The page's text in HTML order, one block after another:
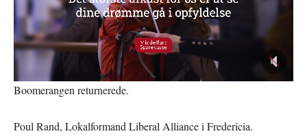
Boomerangen returnerede.
Poul Rand, Lokalformand Liberal Alliance i Fredericia.